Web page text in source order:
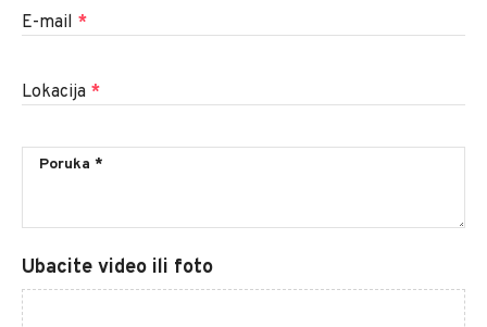
E-mail *
Lokacija *
Ubacite video ili foto